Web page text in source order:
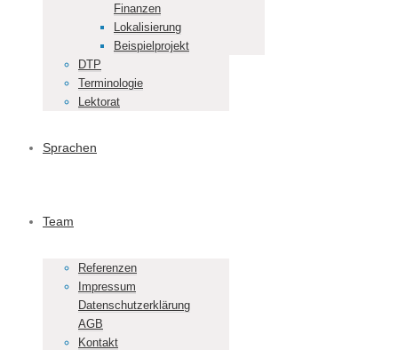
Finanzen
Lokalisierung
Beispielprojekt
DTP
Terminologie
Lektorat
Sprachen
Team
Referenzen
Impressum
Datenschutzerklärung
AGB
Kontakt